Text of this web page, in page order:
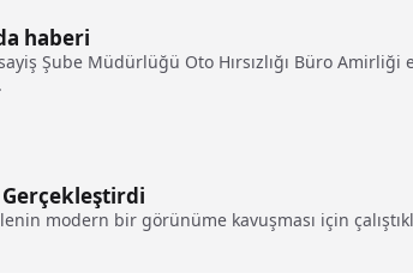
haberi
Şube Müdürlüğü Oto Hırsızlığı Büro
Gerçekleştirdi
modern bir görünüme kavuşması için